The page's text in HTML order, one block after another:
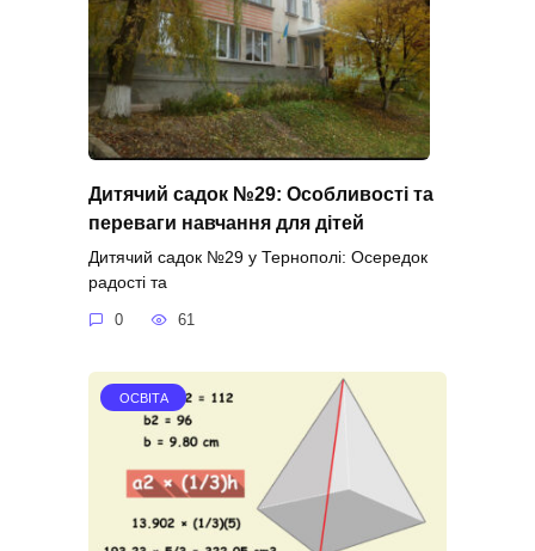
Дитячий садок №29: Особливості та
переваги навчання для дітей
Дитячий садок №29 у Тернополі: Осередок
радості та
0 61
ОСВІТА